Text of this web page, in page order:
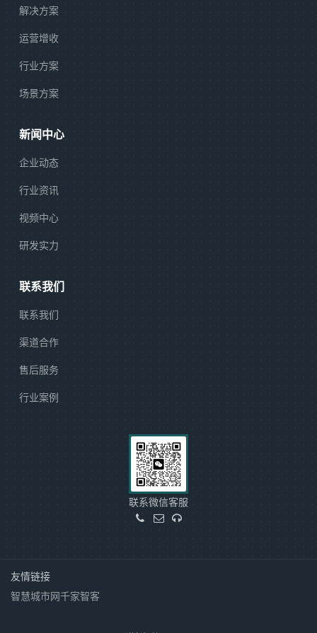
解决方案
运营增收
行业方案
场景方案
新闻中心
企业动态
行业资讯
视频中心
研发实力
联系我们
联系我们
渠道合作
售后服务
行业案例
联系微信客服
友情链接
智慧城市网千家智客